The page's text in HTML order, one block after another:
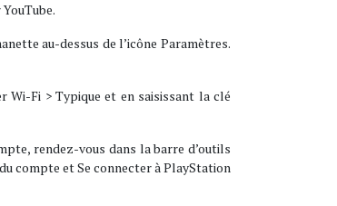
au-dessus de l’icône Paramètres.
Wi-Fi > Typique et en saisissant la clé
rendez-vous dans la barre d’outils
compte et Se connecter à PlayStation